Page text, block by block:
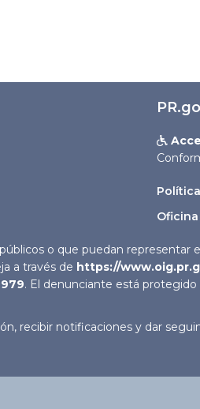

o que puedan representar
a través de https://
. El denunciante está
recibir notificaciones y dar